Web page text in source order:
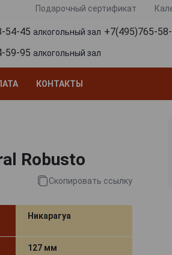
Подарочный сертификат
54-45 алкогольный зал +7(495)765-
59-95 алкогольный зал
КОНТАКТЫ
Robusto
Скопировать ссылку
Никарагуа
127 мм